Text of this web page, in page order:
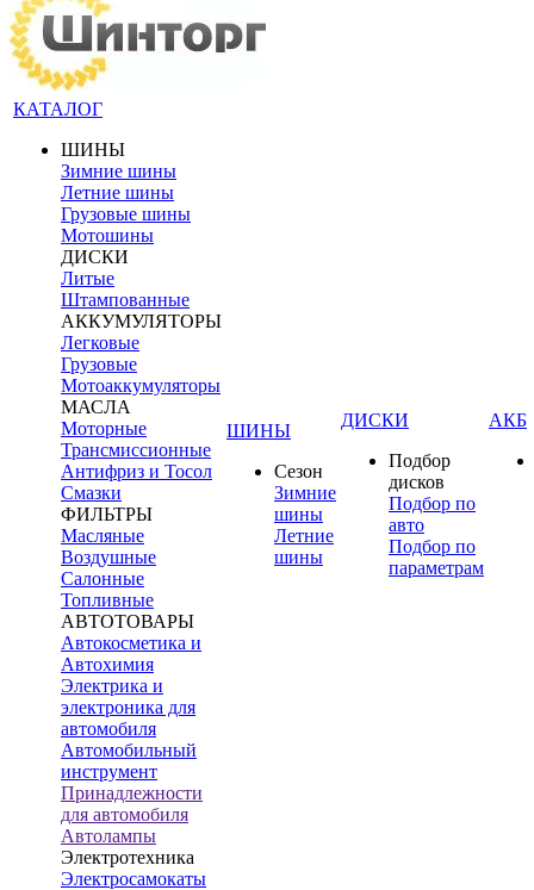
КАТАЛОГ
ШИНЫ
Зимние шины
Летние шины
Грузовые шины
Мотошины
ДИСКИ
Литые
Штампованные
АККУМУЛЯТОРЫ
Легковые
Грузовые
Мотоаккумуляторы
МАСЛА
Моторные
Трансмиссионные
Антифриз и Тосол
Смазки
ФИЛЬТРЫ
Масляные
Воздушные
Салонные
Топливные
АВТОТОВАРЫ
Автокосметика и
Автохимия
Электрика и
электроника для
автомобиля
Автомобильный
инструмент
Принадлежности
для автомобиля
Автолампы
Электротехника
Электросамокаты
ШИНЫ
Сезон
Зимние
шины
Летние
шины
ДИСКИ
Подбор
дисков
Подбор по
авто
Подбор по
параметрам
АКБ